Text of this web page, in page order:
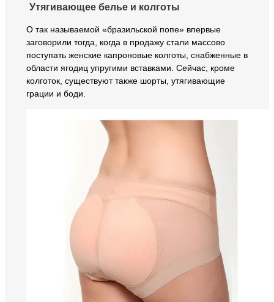
Утягивающее белье и колготы
О так называемой «бразильской попе» впервые
заговорили тогда, когда в продажу стали массово
поступать женские капроновые колготы, снабженные в
области ягодиц упругими вставками. Сейчас, кроме
колготок, существуют также шорты, утягивающие
грации и боди.